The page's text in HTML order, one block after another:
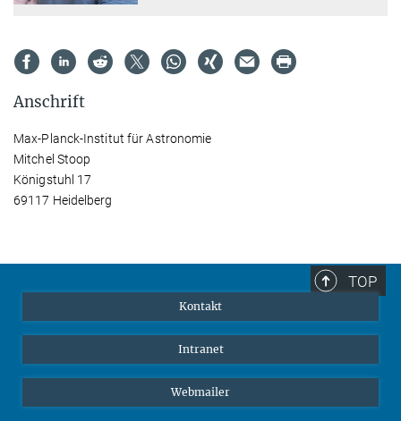
Anschrift
Max-Planck-Institut für Astronomie
Mitchel Stoop
Königstuhl 17
69117 Heidelberg
TOP
Kontakt
Intranet
Webmailer